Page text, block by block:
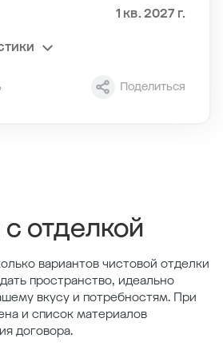
1 кв. 2027 г.
1
Поделиться
отделкой
вариантов чистовой отделки
пространство, идеально
вкусу и потребностям. При
и список материалов
договора.